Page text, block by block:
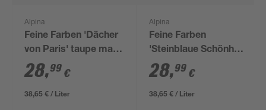
Alpina
Feine Farben 'Dächer
von Paris' taupe matt
750 ml
28,99 €
38,65 € / Liter
Alpina
Feine Farben
'Steinblaue Schönheit'
blaugrau matt 750 ml
28,99 €
38,65 € / Liter